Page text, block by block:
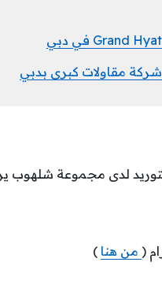
مقاولات كبرى بدبي
لدى مجموعة شلهوب
( من هنا )